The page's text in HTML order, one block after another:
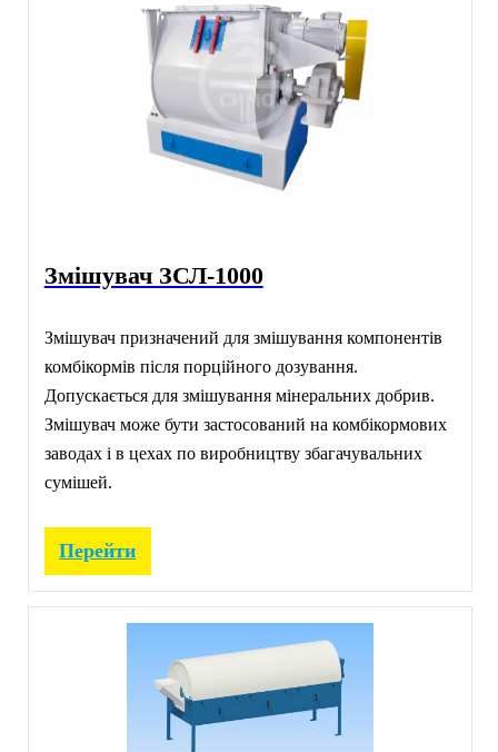
Змішувач ЗСЛ-1000
Змішувач призначений для змішування компонентів
комбікормів після порційного дозування.
Допускається для змішування мінеральних добрив.
Змішувач може бути застосований на комбікормових
заводах і в цехах по виробництву збагачувальних
сумішей.
Перейти